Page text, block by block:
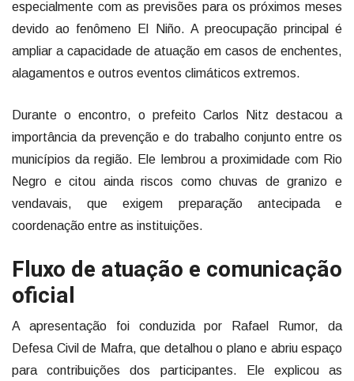
especialmente com as previsões para os próximos meses
devido ao fenômeno El Niño. A preocupação principal é
ampliar a capacidade de atuação em casos de enchentes,
alagamentos e outros eventos climáticos extremos.
Durante o encontro, o prefeito Carlos Nitz destacou a
importância da prevenção e do trabalho conjunto entre os
municípios da região. Ele lembrou a proximidade com Rio
Negro e citou ainda riscos como chuvas de granizo e
vendavais, que exigem preparação antecipada e
coordenação entre as instituições.
Fluxo de atuação e comunicação
oficial
A apresentação foi conduzida por Rafael Rumor, da
Defesa Civil de Mafra, que detalhou o plano e abriu espaço
para contribuições dos participantes. Ele explicou as